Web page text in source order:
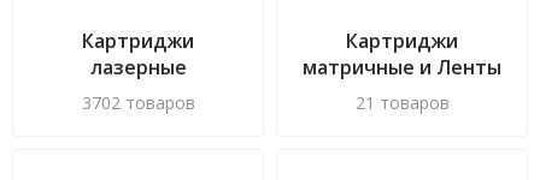
Картриджи
лазерные
3702 товаров
Картриджи
матричные и Ленты
красящие
21 товаров